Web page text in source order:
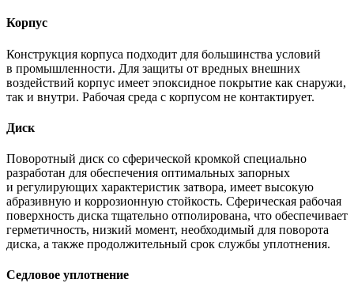
Корпус
Конструкция корпуса подходит для большинства условий
в промышленности. Для защиты от вредных внешних
воздействий корпус имеет эпоксидное покрытие как снаружи,
так и внутри. Рабочая среда с корпусом не контактирует.
Диск
Поворотный диск со сферической кромкой специально
разработан для обеспечения оптимальных запорных
и регулирующих характеристик затвора, имеет высокую
абразивную и коррозионную стойкость. Сферическая рабочая
поверхность диска тщательно отполирована, что обеспечивает
герметичность, низкий момент, необходимый для поворота
диска, а также продолжительный срок службы уплотнения.
Седловое уплотнение